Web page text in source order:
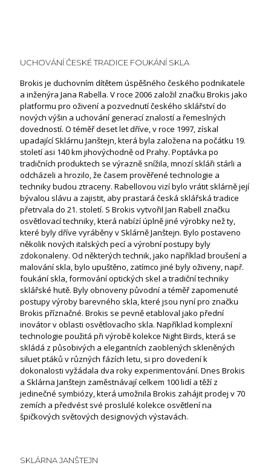
UCHOVÁNÍ ČESKÉ TRADICE FOUKÁNÍ SKLA
Brokis je duchovním dítětem úspěšného českého podnikatele
a inženýra Jana Rabella. V roce 2006 založil značku Brokis jako
platformu pro oživení a pozvednutí českého sklářství do
nových výšin a uchování generací znalostí a řemeslných
dovedností. O téměř deset let dříve, v roce 1997, získal
upadající Sklárnu Janštejn, která byla založena na počátku 19.
století asi 140 km jihovýchodně od Prahy. Poptávka po
tradičních produktech se výrazně snížila, mnozí skláři stárli a
odcházeli a hrozilo, že časem prověřené technologie a
techniky budou ztraceny. Rabellovou vizí bylo vrátit sklárně její
bývalou slávu a zajistit, aby prastará česká sklářská tradice
přetrvala do 21. století. S Brokis vytvořil Jan Rabell značku
osvětlovací techniky, která nabízí úplně jiné výrobky než ty,
které byly dříve vyráběny v Sklárně Janštejn. Bylo postaveno
několik nových italských pecí a výrobní postupy byly
zdokonaleny. Od některých technik, jako například broušení a
malování skla, bylo upuštěno, zatímco jiné byly oživeny, např.
foukání skla, formování optických skel a tradiční techniky
sklářské hutě. Byly obnoveny původní a téměř zapomenuté
postupy výroby barevného skla, které jsou nyní pro značku
Brokis příznačné. Brokis se pevně etabloval jako přední
inovátor v oblasti osvětlovacího skla. Například komplexní
technologie použitá při výrobě kolekce Night Birds, která se
skládá z působivých a elegantních zaoblených skleněných
siluet ptáků v různých fázích letu, si pro dovedení k
dokonalosti vyžádala dva roky experimentování. Dnes Brokis
a Sklárna Janštejn zaměstnávají celkem 100 lidí a těží z
jedinečné symbiózy, která umožnila Brokis zahájit prodej v 70
zemích a předvést své proslulé kolekce osvětlení na
špičkových světových designových výstavách.
SKLÁRNA JANŠTEJN